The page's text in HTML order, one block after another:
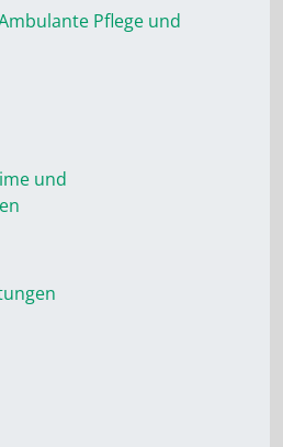
Pflege und
und